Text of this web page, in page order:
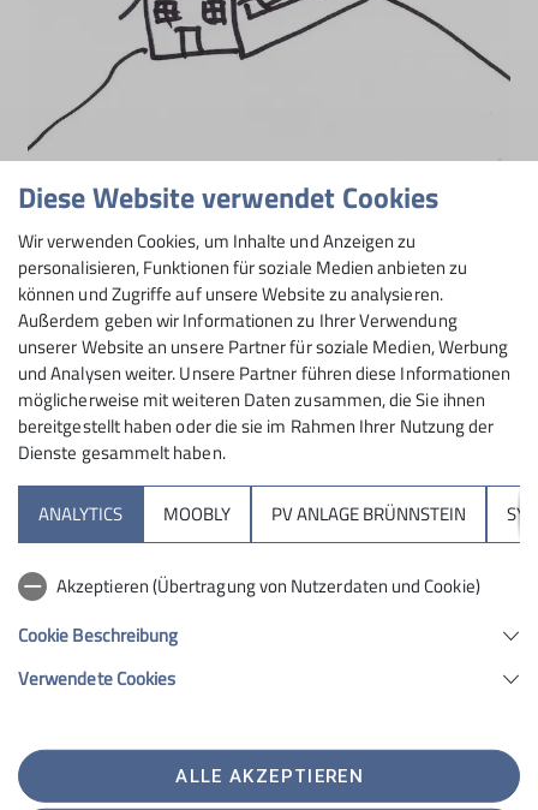
Sektion
Hochrieshütte
Sektion Rosenheim des Deutschen Alpenvereins e.V.
Telefon +4980312716030
Diese Website verwendet Cookies
Wir verwenden Cookies, um Inhalte und Anzeigen zu
personalisieren, Funktionen für soziale Medien anbieten zu
können und Zugriffe auf unsere Website zu analysieren.
Außerdem geben wir Informationen zu Ihrer Verwendung
unserer Website an unsere Partner für soziale Medien, Werbung
und Analysen weiter. Unsere Partner führen diese Informationen
möglicherweise mit weiteren Daten zusammen, die Sie ihnen
bereitgestellt haben oder die sie im Rahmen Ihrer Nutzung der
Dienste gesammelt haben.
ANALYTICS MOOBLY PV ANLAGE BRÜNNSTEIN
Akzeptieren (Übertragung von Nutzerdaten und Cookie)
Cookie Beschreibung
Verwendete Cookies
ALLE AKZEPTIEREN